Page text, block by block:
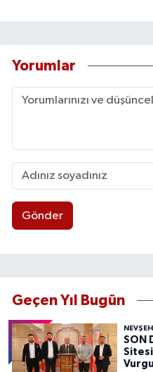
Yorumlar
Gönder
Geçen Yıl Bugün
SON